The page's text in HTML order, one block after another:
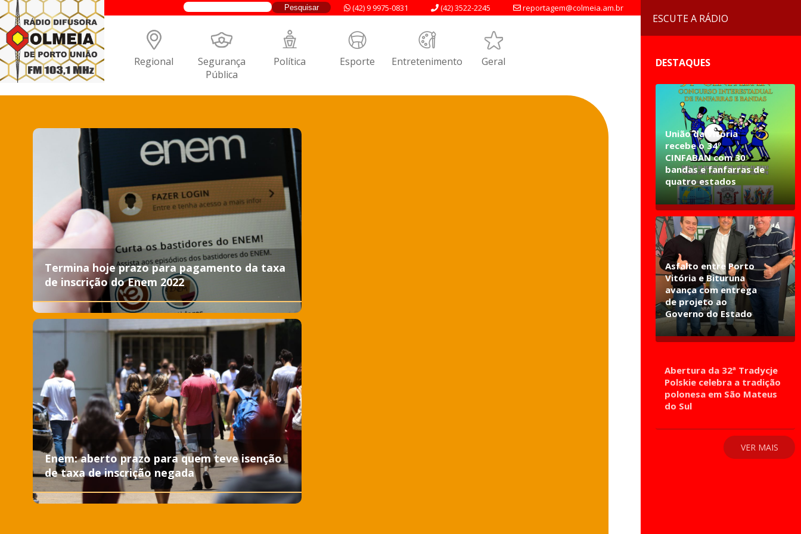
reportagem@colmeia.am.br
(42) 3522-2245
(42) 9 9975-0831
Regional Segurança
Pública
Política Esporte Entretenimento Geral
Termina hoje prazo para pagamento da taxa
de inscrição do Enem 2022
Enem: aberto prazo para quem teve isenção
de taxa de inscrição negada
ESCUTE A RÁDIO
DESTAQUES
União da Vitória
recebe o 34º
CINFABAN com 30
bandas e fanfarras de
quatro estados
Asfalto entre Porto
Vitória e Bituruna
avança com entrega
de projeto ao
Governo do Estado
Abertura da 32ª Tradycje
Polskie celebra a tradição
polonesa em São Mateus
do Sul
VER MAIS